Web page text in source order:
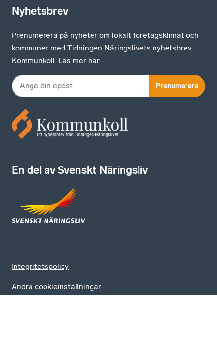
Nyhetsbrev
Prenumerera på nyheter om lokalt företagsklimat och
kommuner med Tidningen Näringslivets nyhetsbrev
Kommunkoll. Läs mer här
Prenumerera
En del av Svenskt Näringsliv
Integritetspolicy
Ändra cookieinställningar